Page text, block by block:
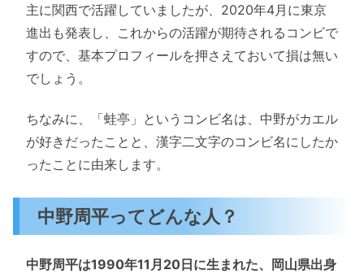
主に関西で活躍していましたが、2020年4月に東京
進出も発表し、これからの活躍が期待されるコンビで
すので、基本プロフィールを押さえておいて損は無い
でしょう。
ちなみに、「蛙亭」というコンビ名は、中野がカエル
が好きだったことと、漢字二文字のコンビ名にしたか
ったことに由来します。
中野周平ってどんな人？
中野周平は1990年11月20日に生まれた、岡山県出身